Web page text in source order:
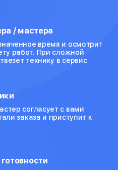
/ мастера
время и осмотрит
работ. При сложной
технику в сервис
согласует с вами
заказа и приступит к